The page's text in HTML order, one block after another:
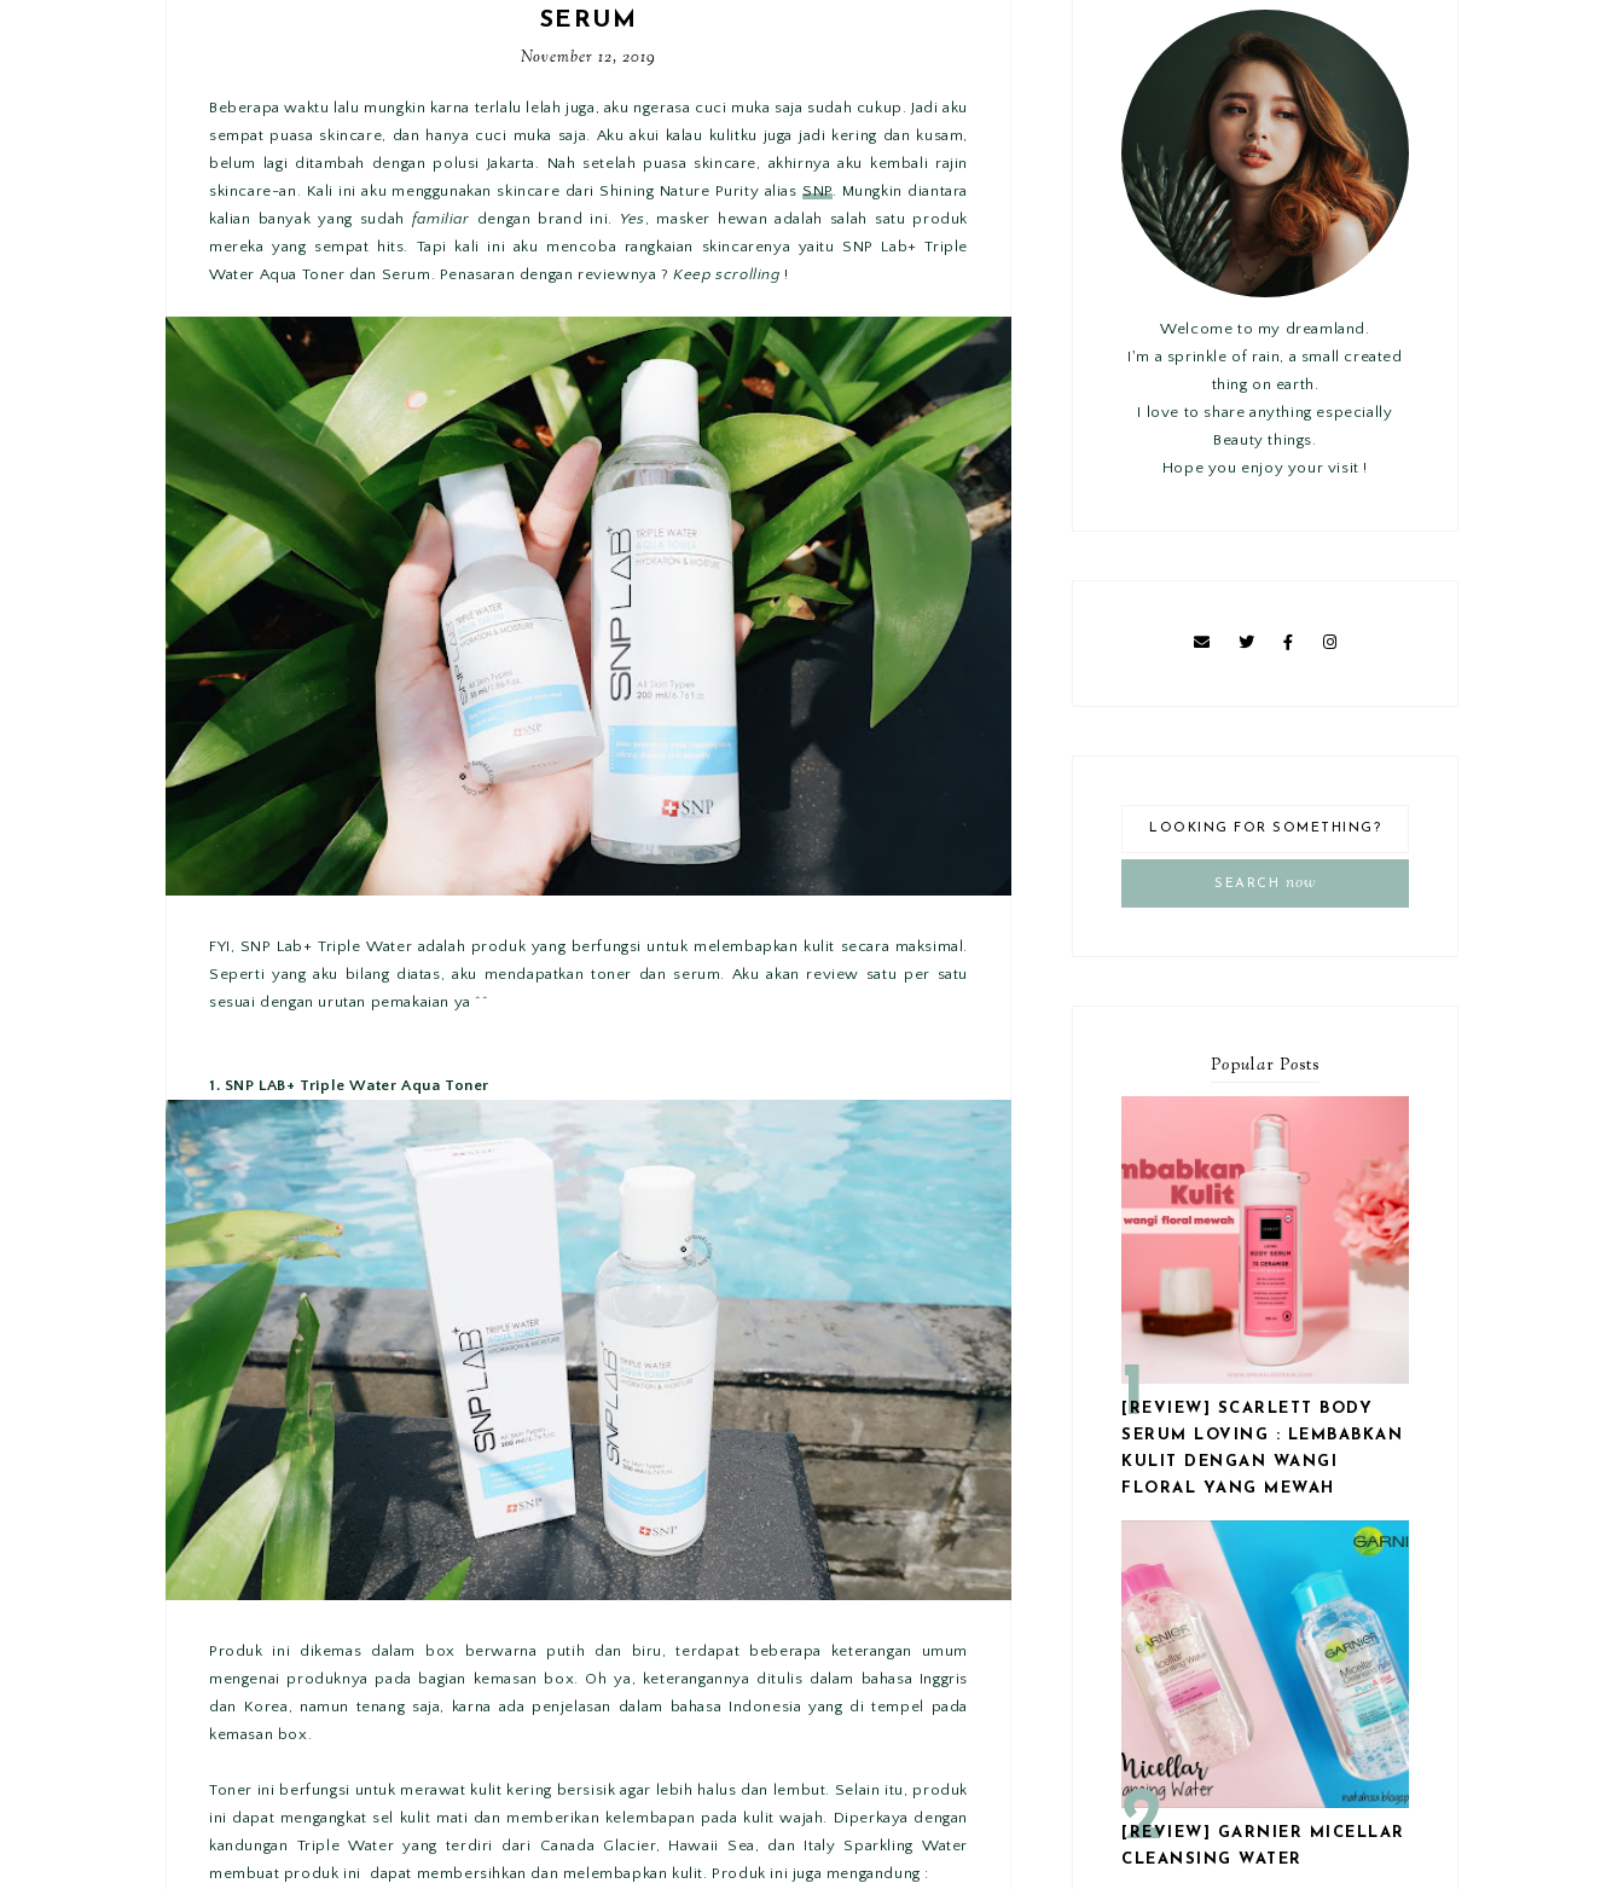
SERUM
November 12, 2019
Beberapa waktu lalu mungkin karna terlalu lelah juga, aku ngerasa cuci muka saja sudah cukup. Jadi aku
sempat puasa skincare, dan hanya cuci muka saja. Aku akui kalau kulitku juga jadi kering dan kusam,
belum lagi ditambah dengan polusi Jakarta. Nah setelah puasa skincare, akhirnya aku kembali rajin
skincare-an. Kali ini aku menggunakan skincare dari Shining Nature Purity alias SNP. Mungkin diantara
kalian banyak yang sudah familiar dengan brand ini. Yes , masker hewan adalah salah satu produk
mereka yang sempat hits. Tapi kali ini aku mencoba rangkaian skincarenya yaitu SNP Lab+ Triple
Water Aqua Toner dan Serum. Penasaran dengan reviewnya ?Keep scrolling !
FYI, SNP Lab+ Triple Water adalah produk yang berfungsi untuk melembapkan kulit secara maksimal.
Seperti yang aku bilang diatas, aku mendapatkan toner dan serum. Aku akan review satu per satu
sesuai dengan urutan pemakaian ya ^^
1. SNP LAB+ Triple Water Aqua Toner
Produk ini dikemas dalam box berwarna putih dan biru, terdapat beberapa keterangan umum
mengenai produknya pada bagian kemasan box. Oh ya, keterangannya ditulis dalam bahasa Inggris
dan Korea, namun tenang saja, karna ada penjelasan dalam bahasa Indonesia yang di tempel pada
kemasan box.
Toner ini berfungsi untuk merawat kulit kering bersisik agar lebih halus dan lembut. Selain itu, produk
ini dapat mengangkat sel kulit mati dan memberikan kelembapan pada kulit wajah. Diperkaya dengan
kandungan Triple Water yang terdiri dari Canada Glacier, Hawaii Sea, dan Italy Sparkling Water
membuat produk ini dapat membersihkan dan melembapkan kulit. Produk ini juga mengandung :
Welcome to my dreamland.
I'm a sprinkle of rain, a small created
thing on earth.
I love to share anything especially
Beauty things.
Hope you enjoy your visit !
SEARCH now
Popular Posts
[REVIEW] SCARLETT BODY
SERUM LOVING : LEMBABKAN
KULIT DENGAN WANGI
FLORAL YANG MEWAH
[REVIEW] GARNIER MICELLAR
CLEANSING WATER